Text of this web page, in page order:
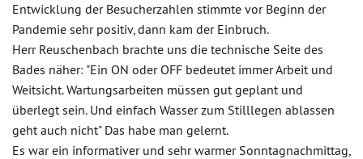
Entwicklung der Besucherzahlen stimmte vor Beginn der
Pandemie sehr positiv, dann kam der Einbruch.
Herr Reuschenbach brachte uns die technische Seite des
Bades näher: "Ein ON oder OFF bedeutet immer Arbeit und
Weitsicht. Wartungsarbeiten müssen gut geplant und
überlegt sein. Und einfach Wasser zum Stilllegen ablassen
geht auch nicht" Das habe man gelernt.
Es war ein informativer und sehr warmer Sonntagnachmittag,